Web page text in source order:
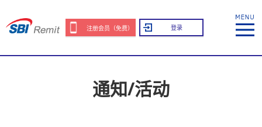
注册会员（免费） 登录
通知/活动